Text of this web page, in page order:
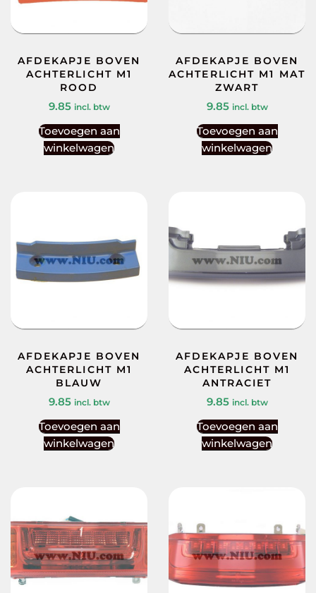
AFDEKAPJE BOVEN
ACHTERLICHT M1
ROOD
9.85 incl. btw
Toevoegen aan
winkelwagen
AFDEKAPJE BOVEN
ACHTERLICHT M1 MAT
ZWART
9.85 incl. btw
Toevoegen aan
winkelwagen
AFDEKAPJE BOVEN
ACHTERLICHT M1
BLAUW
9.85 incl. btw
Toevoegen aan
winkelwagen
AFDEKAPJE BOVEN
ACHTERLICHT M1
ANTRACIET
9.85 incl. btw
Toevoegen aan
winkelwagen